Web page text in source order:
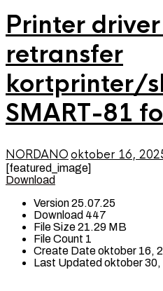
Printer
retransfer
kortprinter/
SMART-81
NORDANOoktober 16,
[featured_image]
Download
Version25.07.25
Download 447
File Size21.29 MB
File Count 1
Create Dateoktober 16,
Last Updated oktober 30,